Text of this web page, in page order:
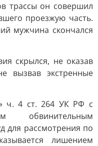
трассы он совершил
проезжую часть.
мужчина скончался
скрылся, не оказав
вызвав экстренные
ч. 4 ст. 264 УК РФ с
обвинительным
для рассмотрения по
лишением